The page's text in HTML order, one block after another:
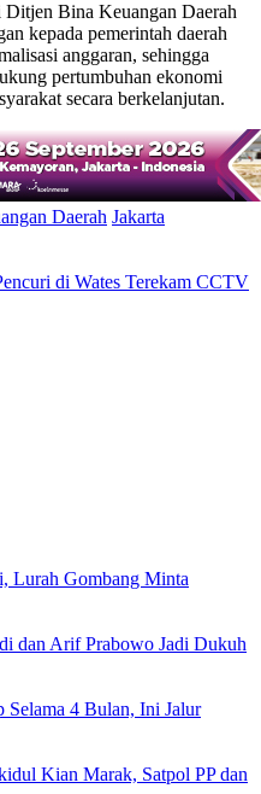
Bina Keuangan Daerah
kepada pemerintah daerah
anggaran, sehingga
pertumbuhan ekonomi
secara berkelanjutan.
Daerah Jakarta
di Wates Terekam CCTV
Lurah Gombang Minta
dan Arif Prabowo Jadi Dukuh
4 Bulan, Ini Jalur
Kian Marak, Satpol PP dan